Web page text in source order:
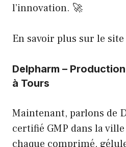
l’innovation. 🚀
En savoir plus sur le
Delpharm –
à Tours
Maintenant, parlons de
certifié GMP dans la ville
chaque comprimé,